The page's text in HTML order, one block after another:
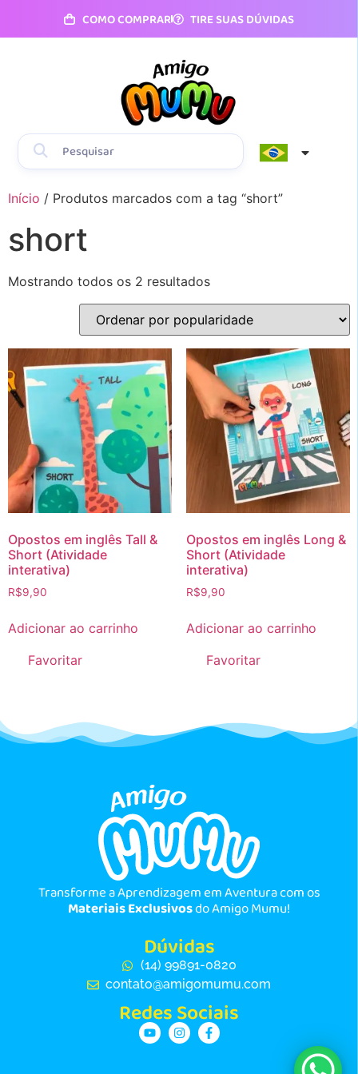
COMO COMPRAR TIRE SUAS DÚVIDAS
Início / Produtos marcados com a tag “short”
short
Mostrando todos os 2 resultados
Opostos em inglês Tall &
Short (Atividade
interativa)
R$9,90
Adicionar ao carrinho
Favoritar
Opostos em inglês Long &
Short (Atividade
interativa)
R$9,90
Adicionar ao carrinho
Favoritar
Transforme a Aprendizagem em Aventura com os
Materiais Exclusivosdo Amigo Mumu!
Dúvidas
(14) 99891-0820
contato@amigomumu.com
Redes Sociais